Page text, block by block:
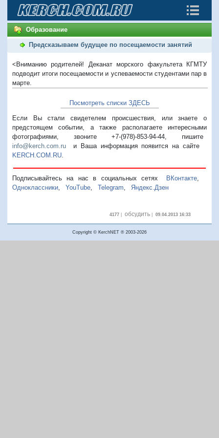
Образование
Предсказываем будущее по посещаемости занятий
<Вниманию родителей! Деканат морского факультета КГМТУ
подводит итоги посещаемости и успеваемости студентами пар в
марте.
Посмотреть списки ЗДЕСЬ
Если Вы стали свидетелем происшествия, или знаете о
предстоящем событии, а также располагаете интересными
фотографиями, звоните +7-(978)-853-94-44, пишите
info@kerch.com.ru и Ваша информация появится на сайте
KERCH.COM.RU
Подписывайтесь на нас в социальных сетях ВКонтакте,
Одноклассники
YouTube Telegram Яндекс.Дзен
4177| обсудить| 09.04.2013 16:33
Copyright © KerchNET ® 2003-2026